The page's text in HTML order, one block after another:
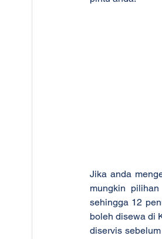
Jika anda
mungkin
sehingga 12
boleh disewa di
diservis